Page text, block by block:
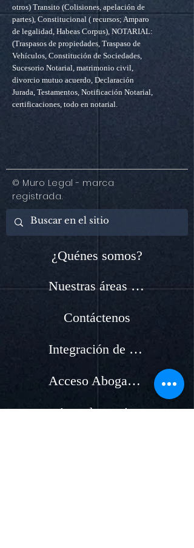
otros) Transito (Colisiones, apelación de
partes), Constitucional ( recursos; Amparo
de legalidad, Habeas Corpus), NOTARIAL:
(Traspasos de propiedades, Traspaso de
Vehículos, Constitución de Sociedades,
Sucesorio Notarial, matrimonio civil,
divorcio mutuo acuerdo, Declaración
Jurada, Testamentos, Notificación Notarial,
certificaciones, todo en notarial.
© Muro Legal - marca
registrada.
¿Quénes somos?
Nuestras áreas de servicio
Contáctenos
Integración de nuevos Abogados
Acceso Abogados
Agende su cita